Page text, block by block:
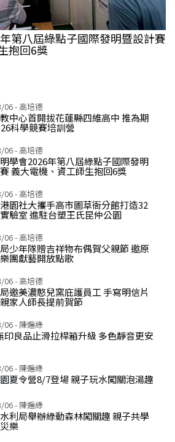
第八屆綠點子國際發明暨設計賽
抱回6獎
06 - 高培德
中心首開拔花蓮縣四維高中 推為期
科學競賽培訓營
06 - 高培德
學會2026年第八屆綠點子國際發明
義大電機、資工師生抱回6獎
06 - 高培德
園社大攜手高市圖草衙分館打造32
驗室 進駐台塑王氏昆仲公園
06 - 高培德
少年隊贈吉祥物布偶賀父親節 邀原
團獻藝開放點歌
06 - 高培德
邀美濃憨兒窯庇護員工 手寫明信片
家人師長提前賀節
06 - 陳遍綠
印良品止滑拉桿箱升級 多色靜音更安
06 - 陳遍綠
夏令營8/7登場 親子玩水闖關泡湯趣
06 - 陳遍綠
利局舉辦綠動森林闖關趣 親子共學
樂